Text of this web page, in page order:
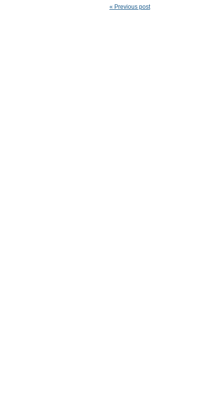
« Previous post